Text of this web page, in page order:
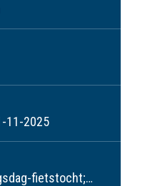
11-2025
en Landhorst weer groots in zijn!